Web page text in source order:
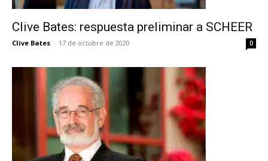
Clive Bates: respuesta preliminar a SCHEER
Clive Bates - 17 de octubre de 2020 0